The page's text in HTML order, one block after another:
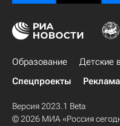
Образование Детские
Спецпроекты
Реклама
Версия 2023.1 Beta
© 2026 МИА «Россия